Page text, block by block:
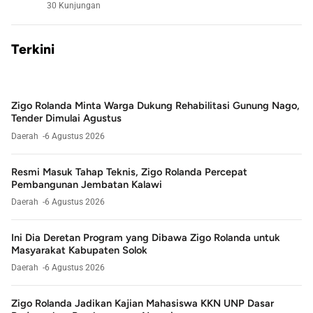
30 Kunjungan
Terkini
Zigo Rolanda Minta Warga Dukung Rehabilitasi Gunung Nago,
Tender Dimulai Agustus
Daerah 6 Agustus 2026
Resmi Masuk Tahap Teknis, Zigo Rolanda Percepat
Pembangunan Jembatan Kalawi
Daerah 6 Agustus 2026
Ini Dia Deretan Program yang Dibawa Zigo Rolanda untuk
Masyarakat Kabupaten Solok
Daerah 6 Agustus 2026
Zigo Rolanda Jadikan Kajian Mahasiswa KKN UNP Dasar